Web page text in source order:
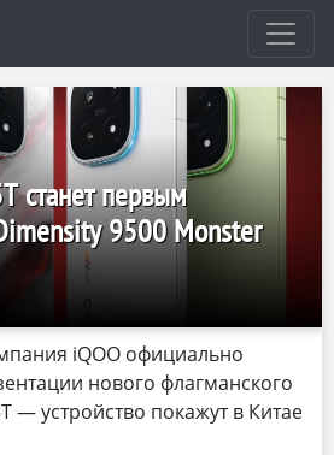
станет первым
9500 Monster
iQOO официально
нового флагманского
— устройство покажут в Китае